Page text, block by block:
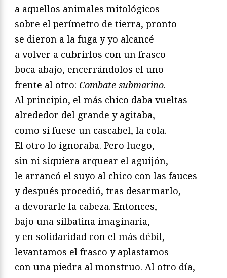
a aquellos animales mitológicos
sobre el perímetro de tierra, pronto
se dieron a la fuga y yo alcancé
a volver a cubrirlos con un frasco
boca abajo, encerrándolos el uno
frente al otro: Combate submarino.
Al principio, el más chico daba vueltas
alrededor del grande y agitaba,
como si fuese un cascabel, la cola.
El otro lo ignoraba. Pero luego,
sin ni siquiera arquear el aguijón,
le arrancó el suyo al chico con las fauces
y después procedió, tras desarmarlo,
a devorarle la cabeza. Entonces,
bajo una silbatina imaginaria,
y en solidaridad con el más débil,
levantamos el frasco y aplastamos
con una piedra al monstruo. Al otro día,